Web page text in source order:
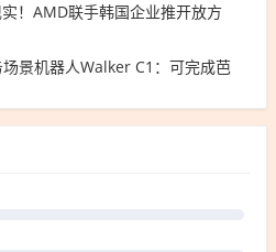
！AMD联手韩国企业推开放方
景机器人Walker C1：可完成芭